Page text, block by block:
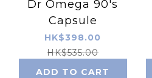
Dr Omega 90's
Capsule
HK$398.00
HK$535.00
ADD TO CART